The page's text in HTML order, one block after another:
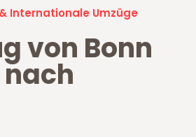
Internationale Umzüge
von Bonn
nach